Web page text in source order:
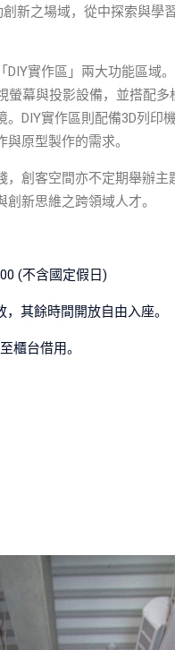
創新之場域，從中探索與學
實作區」兩大功能區域
幕與投影設備，並搭配多
DIY實作區則配備3D列印
原型製作的需求。
，創客空間亦不定期舉辦主
新思維之跨領域人才。
(不含國定假日)
其餘時間開放自由入座。
櫃台借用。